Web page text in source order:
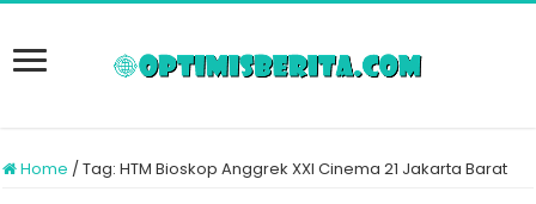
Home /Tag:HTM Bioskop Anggrek XXI Cinema 21 Jakarta Barat